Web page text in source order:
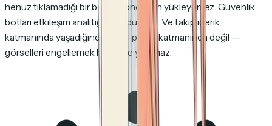
henüz tıklamadığı bir belgeyi önceden yükleyemez. Güvenlik
botları etkileşim analitiğini doldurmaz. Ve takip içerik
katmanında yaşadığından — e-posta katmanında değil —
görselleri engellemek hiçbir işe yaramaz.